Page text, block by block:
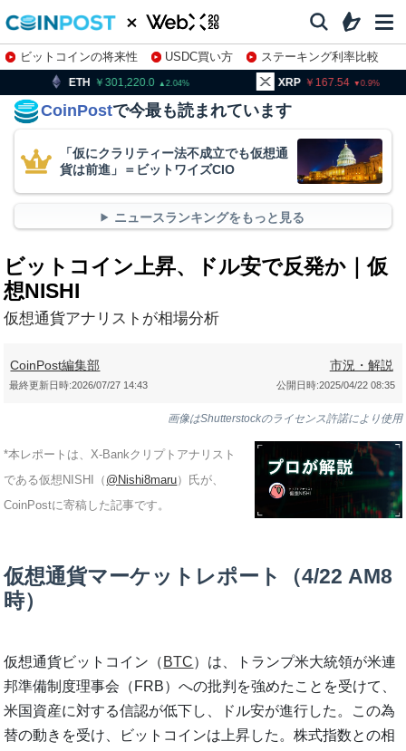
ビットコインの将来性 USDC買い方
ステーキング利率比較
株特集・関連銘柄
301,220.0 2.04 XRP 0.9 BNB
CoinPostで今最も読まれています
「仮にクラリティー法不成立でも仮想通
貨は前進」＝ビットワイズCIO
ニュースランキングをもっと見る
ビットコイン上昇、ドル安で反発か｜仮
想NISHI
仮想通貨アナリストが相場分析
CoinPost編集部 市況・解説
公開日時:2025/04/22 08:35
最終更新日時:2026/07/27 14:43
画像はShutterstockのライセンス許諾により使用
*本レポートは、X-Bankクリプトアナリスト
である仮想NISHI（ @Nishi8maru）氏が、
CoinPostに寄稿した記事です。
仮想通貨マーケットレポート（4/22 AM8
時）
仮想通貨ビットコイン（ BTC）は、トランプ米大統領が米連
邦準備制度理事会（FRB）への批判を強めたことを受けて、
米国資産に対する信認が低下し、ドル安が進行した。この為
替の動きを受け、ビットコインは上昇した。株式指数との相